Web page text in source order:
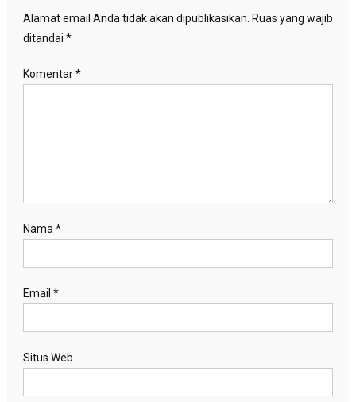
Alamat email Anda tidak akan dipublikasikan. Ruas yang wajib
ditandai *
Komentar*
Nama *
Email *
Situs Web